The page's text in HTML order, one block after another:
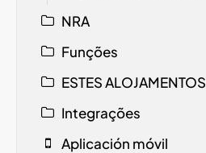
NRA
Funções
ESTES ALOJAMENTOS
Integrações
Aplicación móvil